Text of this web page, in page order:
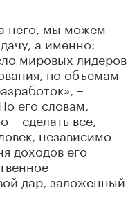
него, мы можем
а именно:
мировых лидеров
по объемам
–
его словам,
– сделать все,
независимо
доходов его
дар, заложенный